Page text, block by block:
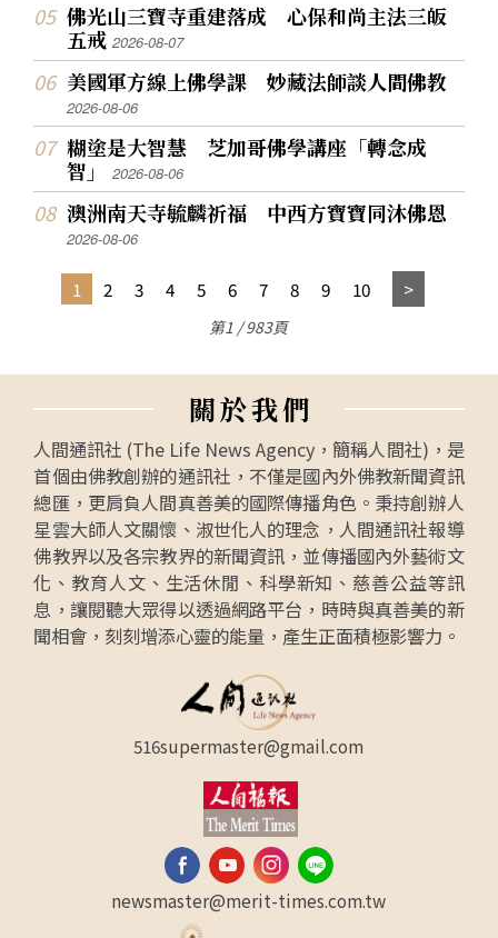
佛光山三寶寺重建落成 心保和尚主法三皈
五戒2026-08-07
美國軍方線上佛學課 妙藏法師談人間佛教
2026-08-06
糊塗是大智慧 芝加哥佛學講座「轉念成
智」2026-08-06
澳洲南天寺毓麟祈福 中西方寶寶同沐佛恩
2026-08-06
1 2 3 4 5 6 7 8 9 10
第1 / 983頁
關於我們
人間通訊社 (The Life News Agency，簡稱人間社)，是
首個由佛教創辦的通訊社，不僅是國內外佛教新聞資訊
總匯，更肩負人間真善美的國際傳播角色。秉持創辦人
星雲大師人文關懷、淑世化人的理念，人間通訊社報導
佛教界以及各宗教界的新聞資訊，並傳播國內外藝術文
化、教育人文、生活休閒、科學新知、慈善公益等訊
息，讓閱聽大眾得以透過網路平台，時時與真善美的新
聞相會，刻刻增添心靈的能量，產生正面積極影響力。
516supermaster@gmail.com
newsmaster@merit-times.com.tw